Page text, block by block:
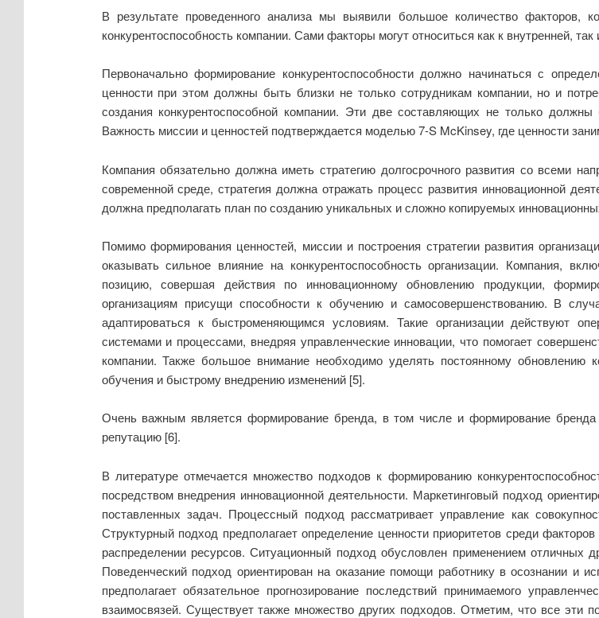
В результате проведенного анализа мы выявили большое количество факторов,
конкурентоспособность компании. Сами факторы могут относиться как к внутренней,
Первоначально формирование конкурентоспособности должно начинаться с
ценности при этом должны быть близки не только сотрудникам компании, но и
создания конкурентоспособной компании. Эти две составляющих не только
Важность миссии и ценностей подтверждается моделью 7-S McKinsey, где ценности
Компания обязательно должна иметь стратегию долгосрочного развития со всеми
современной среде, стратегия должна отражать процесс развития инновационной
должна предполагать план по созданию уникальных и сложно копируемых
Помимо формирования ценностей, миссии и построения стратегии развития
оказывать сильное влияние на конкурентоспособность организации. Компания,
позицию, совершая действия по инновационному обновлению продукции,
организациям присущи способности к обучению и самосовершенствованию. В
адаптироваться к быстроменяющимся условиям. Такие организации действуют
системами и процессами, внедряя управленческие инновации, что помогает
компании. Также большое внимание необходимо уделять постоянному обновлению
обучения и быстрому внедрению изменений [5].
Очень важным является формирование бренда, в том числе и формирование
репутацию [6].
В литературе отмечается множество подходов к формированию
посредством внедрения инновационной деятельности. Маркетинговый подход
поставленных задач. Процессный подход рассматривает управление как
Структурный подход предполагает определение ценности приоритетов среди
распределении ресурсов. Ситуационный подход обусловлен применением отличных
Поведенческий подход ориентирован на оказание помощи работнику в осознании и
предполагает обязательное прогнозирование последствий принимаемого
взаимосвязей. Существует также множество других подходов. Отметим, что все эти